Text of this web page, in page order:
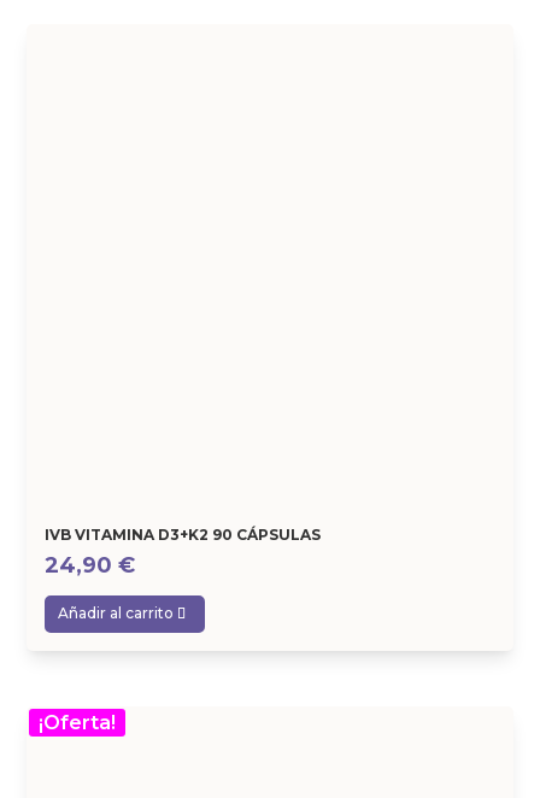
IVB VITAMINA D3+K2 90 CÁPSULAS
24,90€
Añadir al carrito
¡Oferta!